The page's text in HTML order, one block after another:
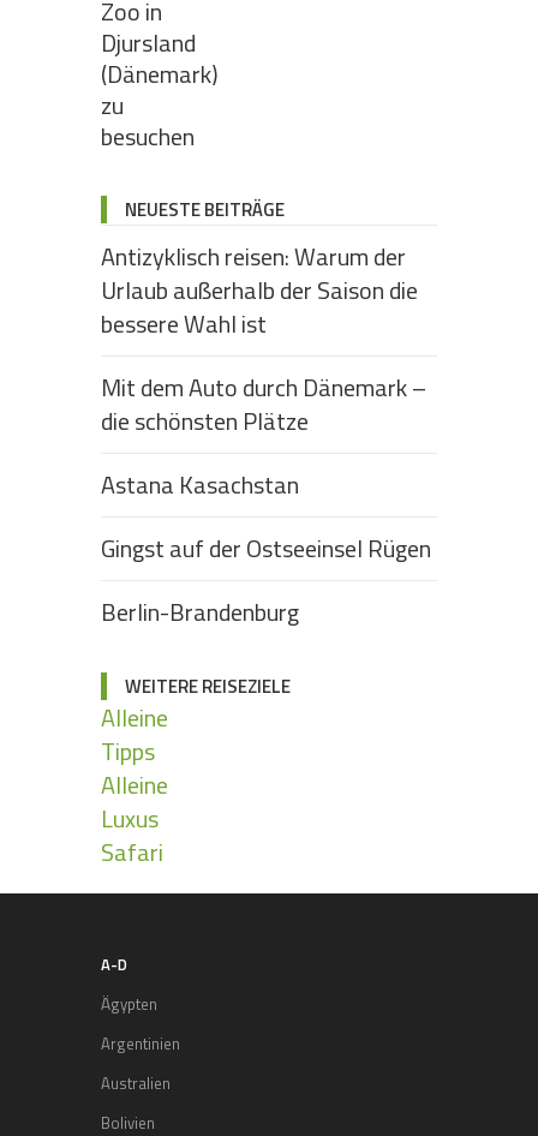
NEUESTE BEITRÄGE
Antizyklisch reisen: Warum der
Urlaub außerhalb der Saison die
bessere Wahl ist
Mit dem Auto durch Dänemark –
die schönsten Plätze
Astana Kasachstan
Gingst auf der Ostseeinsel Rügen
Berlin-Brandenburg
WEITERE REISEZIELE
Alleine
Tipps
Alleine
Luxus
Safari
A-D
Ägypten
Argentinien
Australien
Bolivien